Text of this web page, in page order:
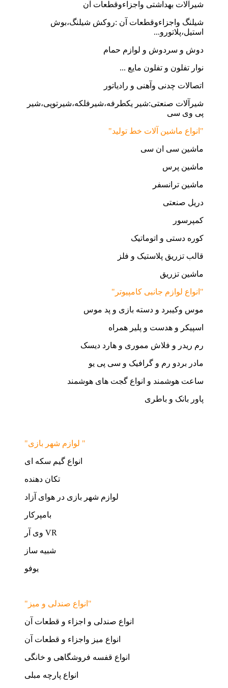
شیرآلات بهداشتی واجزاءوقطعات آن
شیلنگ واجزاءوقطعات آن :روکش شیلنگ،بوش
استیل،پلاتورو...
دوش و سردوش و لوازم حمام
نوار تفلون و تفلون مایع ...
اتصالات چدنی وآهنی و رادیاتور
شیرآلات صنعتی:شیر یکطرفه،شیرفلکه،شیرتوپی،شیر
پی وی سی
"انواع ماشین آلات خط تولید"
ماشین سی ان سی
ماشین پرس
ماشین ترانسفر
دریل صنعتی
کمپرسور
کوره دستی و اتوماتیک
قالب تزریق پلاستیک و فلز
ماشین تزریق
"انواع لوازم جانبی کامپیوتر"
موس وکیبرد و دسته بازی و پد موس
اسپیکر و هدست و پلیر همراه
رم ریدر و فلاش مموری و هارد دیسک
مادر بردو رم و گرافیک و سی پی یو
ساعت هوشمند و انواع گجت های هوشمند
پاور بانک و باطری
"لوازم شهر بازی "
انواع گیم سکه ای
تکان دهنده
لوازم شهر بازی در هوای آزاد
بامپرکار
وی آر VR
شبیه ساز
یوفو
"انواع صندلی و میز"
انواع صندلی و اجزاء و قطعات آن
انواع میز واجزاء و قطعات آن
انواع قفسه فروشگاهی و خانگی
انواع پارچه مبلی